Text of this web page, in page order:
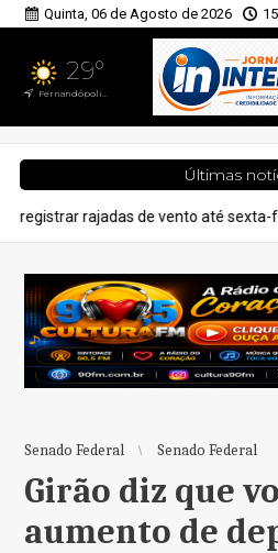
Quinta, 06 de Agosto de 2026
29°
Fernandópolis, SP
Últimas
de vento até sexta-feira
Senado Federal Senado Federal
Girão diz que
aumento de